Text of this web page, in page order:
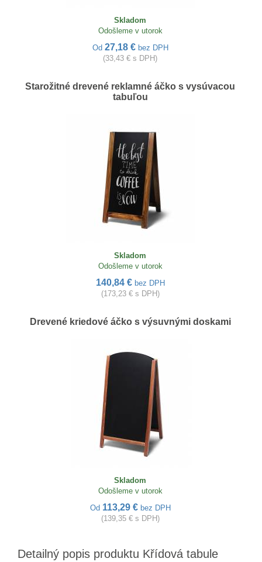
Skladom
Odošleme v utorok
Od 27,18 € bez DPH
(33,43 € s DPH)
Starožitné drevené reklamné áčko s vysúvacou
tabuľou
Skladom
Odošleme v utorok
140,84 € bez DPH
(173,23 € s DPH)
Drevené kriedové áčko s výsuvnými doskami
Skladom
Odošleme v utorok
Od 113,29 € bez DPH
(139,35 € s DPH)
Detailný popis produktu Křídová tabule